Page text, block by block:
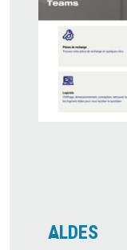
ALDES